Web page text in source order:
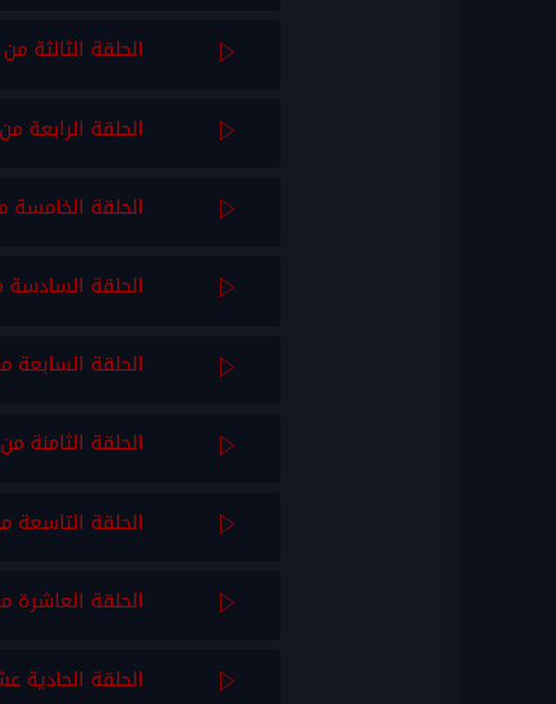
الحلقة الثالثة
الحلقة الرابعة
الحلقة الخامسة
الحلقة السادسة
الحلقة السابعة
الحلقة الثامنة
الحلقة التاسعة
الحلقة العاشرة
الحلقة الحادية